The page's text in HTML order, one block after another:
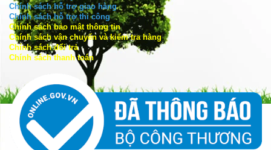
Chính sách hỗ trợ giao hàng
Chính sách hỗ trợ thi công
Chính sách bảo mật thông tin
Chính sách vận chuyển và kiểm tra hàng
Chính sách đổi trả
Chính sách thanh toán